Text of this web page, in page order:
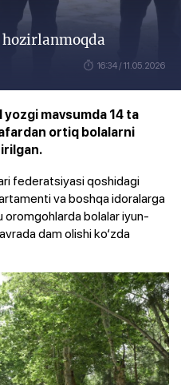
16:34 / 11.05.2026
mavsumda 14 ta
ortiq bolalarni
federatsiyasi qoshidagi
va boshqa idoralarga
oromgohlarda bolalar iyun-
dam olishi ko‘zda